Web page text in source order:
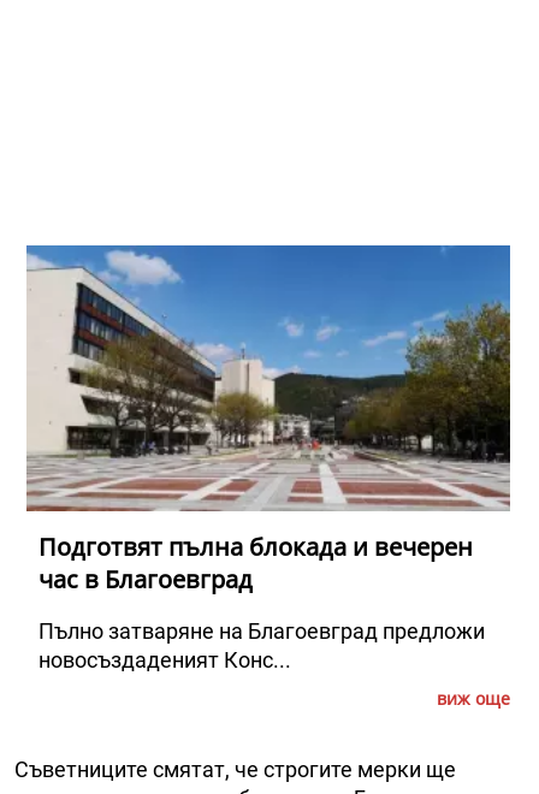
Подготвят пълна блокада и вечерен
час в Благоевград
Пълно затваряне на Благоевград предложи
новосъздаденият Конс...
виж още
Съветниците смятат, че строгите мерки ще